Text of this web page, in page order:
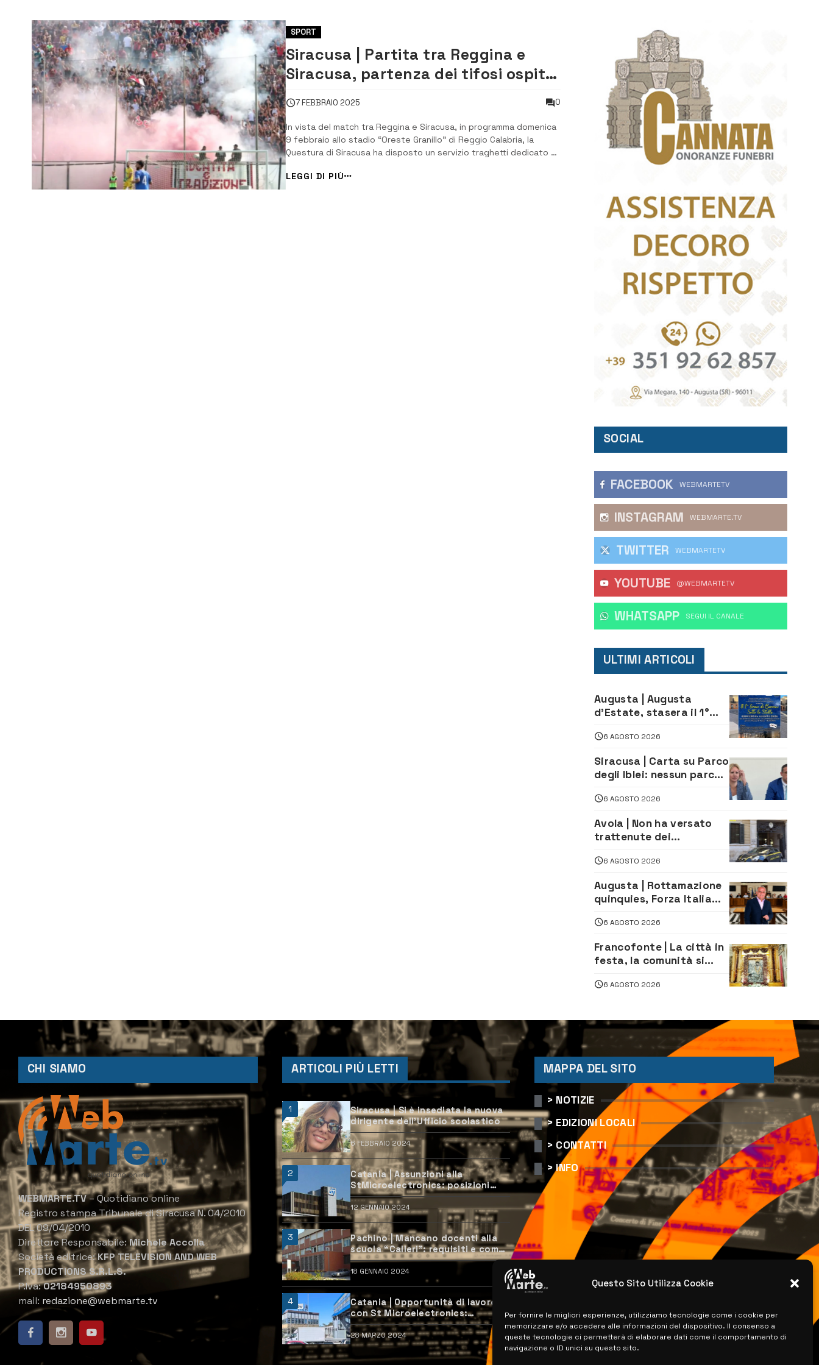
Questo Sito Utilizza Cookie
Per fornire le migliori esperienze, utilizziamo tecnologie come i cookie per
memorizzare e/o accedere alle informazioni del dispositivo. Il consenso a
queste tecnologie ci permetterà di elaborare dati come il comportamento di
navigazione o ID unici su questo sito.
SPORT
Siracusa | Partita tra Reggina e
Siracusa, partenza dei tifosi ospiti
con servizi traghetti organizzati
7 FEBBRAIO 2025 0
In vista del match tra Reggina e Siracusa, in programma domenica
9 febbraio allo stadio “Oreste Granillo” di Reggio Calabria, la
Questura di Siracusa ha disposto un servizio traghetti dedicato ai
tifosi ospiti. L’incontro, valido per il 23° turno del girone I di Serie
D, vedrà i tifosi azzurri poter usufruire di due traghetti in [&...
LEGGI DI PIÙ
SOCIAL
FACEBOOK WEBMARTETV
INSTAGRAM WEBMARTE.TV
TWITTER WEBMARTETV
YOUTUBE @WEBMARTETV
WHATSAPP ‎SEGUI IL CANALE
ULTIMI ARTICOLI
Augusta | Augusta
d’Estate, stasera il 1°
le Stelle: piazza
D’Astorga già sold out
6 AGOSTO 2026
Siracusa | Carta su Parco
degli Iblei: nessun parco
comunità e il territorio
6 AGOSTO 2026
Avola | Non ha versato
trattenute dei
oltre 700 mila euro a
imprenditore della
climatizzazione
6 AGOSTO 2026
Augusta | Rottamazione
quinquies, Forza Italia
«La proposta è nostra»
6 AGOSTO 2026
Francofonte | La città in
festa, la comunità si
della Neve tra fede e
6 AGOSTO 2026
CHI SIAMO
WEBMARTE.TV– Quotidiano online
Registro stampa Tribunale di Siracusa N. 04/2010
DEL 09/04/2010
Direttore Responsabile:Michele Accolla
Società editrice:KFP TELEVISION AND WEB
PRODUCTIONS S.R.L.S.
P.Iva:02184950893
mail: redazione@webmarte.tv
ARTICOLI PIÙ LETTI
1
Siracusa | Si è insediata la nuova
dirigente dell’Ufficio scolastico
6 FEBBRAIO 2024
2
Catania | Assunzioni alla
StMicroelectronics: posizioni
aperte e come candidarsi
12 GENNAIO 2024
3
Pachino | Mancano docenti alla
scuola “Calleri”: requisiti e come
candidarsi
18 GENNAIO 2024
4
Catania | Opportunità di lavoro
con St Microelectronics:
centinaia di assunzioni previste
28 MARZO 2024
MAPPA DEL SITO
> NOTIZIE
> EDIZIONI LOCALI
> CONTATTI
> INFO